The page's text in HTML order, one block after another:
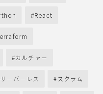
React
カルチャー
サーバーレス スクラム